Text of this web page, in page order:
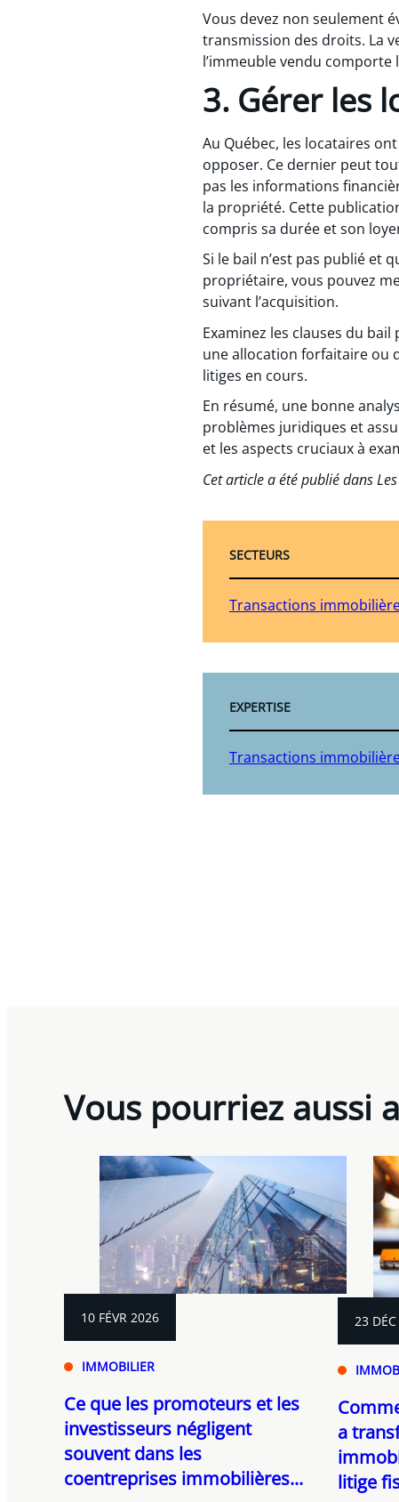
Vous devez non seulement
transmission des droits. La
l’immeuble vendu
3. Gérer les
Au Québec, les locataires
opposer. Ce dernier peut
pas les informations
la propriété. Cette
compris sa durée et son
Si le bail n’est pas publié et
propriétaire, vous pouvez
suivant l’acquisition.
Examinez les clauses du
une allocation forfaitaire ou
litiges en cours.
En résumé, une bonne
problèmes juridiques et
et les aspects cruciaux à
Cet article a été publié dans
SECTEURS
Transactions
EXPERTISE
Transactions
Vous pourriez aussi
10 FÉVR 2026
IMMOBILIER
Ce que les promoteurs et les
investisseurs négligent
souvent dans les
coentreprises immobilières...
23
a
litige